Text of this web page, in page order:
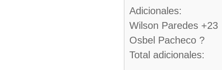
Adicionales:
Wilson Paredes +23
Osbel Pacheco ?
Total adicionales: